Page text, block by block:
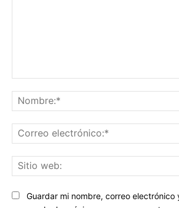
Guardar mi nombre, correo electrónico